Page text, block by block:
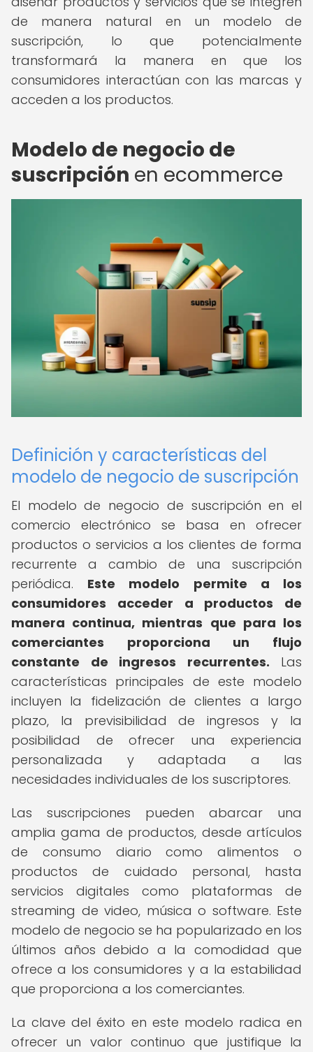
de manera natural en un modelo de
suscripción, lo que potencialmente
transformará la manera en que los
consumidores interactúan con las marcas y
acceden a los productos.
Modelo de negocio de
suscripción en ecommerce
Definición y características del
modelo de negocio de suscripción
El modelo de negocio de suscripción en el
comercio electrónico se basa en ofrecer
productos o servicios a los clientes de forma
recurrente a cambio de una suscripción
periódica. Este modelo permite a los
consumidores acceder a productos de
manera continua, mientras que para los
comerciantes proporciona un flujo
constante de ingresos recurrentes. Las
características principales de este modelo
incluyen la fidelización de clientes a largo
plazo, la previsibilidad de ingresos y la
posibilidad de ofrecer una experiencia
personalizada y adaptada a las
necesidades individuales de los suscriptores.
Las suscripciones pueden abarcar una
amplia gama de productos, desde artículos
de consumo diario como alimentos o
productos de cuidado personal, hasta
servicios digitales como plataformas de
streaming de video, música o software. Este
modelo de negocio se ha popularizado en los
últimos años debido a la comodidad que
ofrece a los consumidores y a la estabilidad
que proporciona a los comerciantes.
La clave del éxito en este modelo radica en
ofrecer un valor continuo que justifique la